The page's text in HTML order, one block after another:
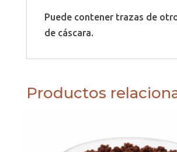
Puede contener trazas de
de cáscara.
Productos